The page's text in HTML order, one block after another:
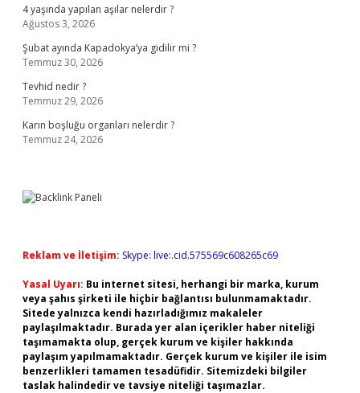
4 yaşında yapılan aşılar nelerdir ?
Ağustos 3, 2026
Şubat ayında Kapadokya’ya gidilir mi ?
Temmuz 30, 2026
Tevhid nedir ?
Temmuz 29, 2026
Karın boşluğu organları nelerdir ?
Temmuz 24, 2026
Reklam ve İletişim: Skype: live:.cid.575569c608265c69
Yasal Uyarı: Bu internet sitesi, herhangi bir marka, kurum
veya şahıs şirketi ile hiçbir bağlantısı bulunmamaktadır.
Sitede yalnızca kendi hazırladığımız makaleler
paylaşılmaktadır. Burada yer alan içerikler haber niteliği
taşımamakta olup, gerçek kurum ve kişiler hakkında
paylaşım yapılmamaktadır. Gerçek kurum ve kişiler ile isim
benzerlikleri tamamen tesadüfidir. Sitemizdeki bilgiler
taslak halindedir ve tavsiye niteliği taşımazlar.